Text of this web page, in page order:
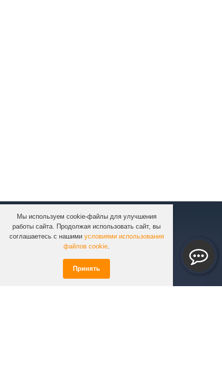
Мы используем cookie-файлы для улучшения
работы сайта. Продолжая использовать сайт, вы
соглашаетесь с нашими условиями использования
файлов cookie.
Принять
КОМПАНИЯ
КАТАЛОГ
УСЛУГИ
ИНФОРМАЦИЯ